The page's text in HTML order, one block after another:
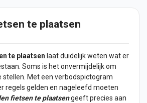
te plaatsen
te plaatsen laat duidelijk weten wat er
Soms is het onvermijdelijk om
stellen. Met een verbodspictogram
regels gelden en nageleefd moeten
fietsen te plaatsengeeft precies aan